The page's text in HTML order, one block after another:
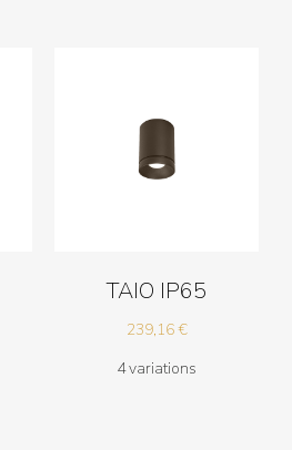
TAIO IP65
239,16€
4 variations